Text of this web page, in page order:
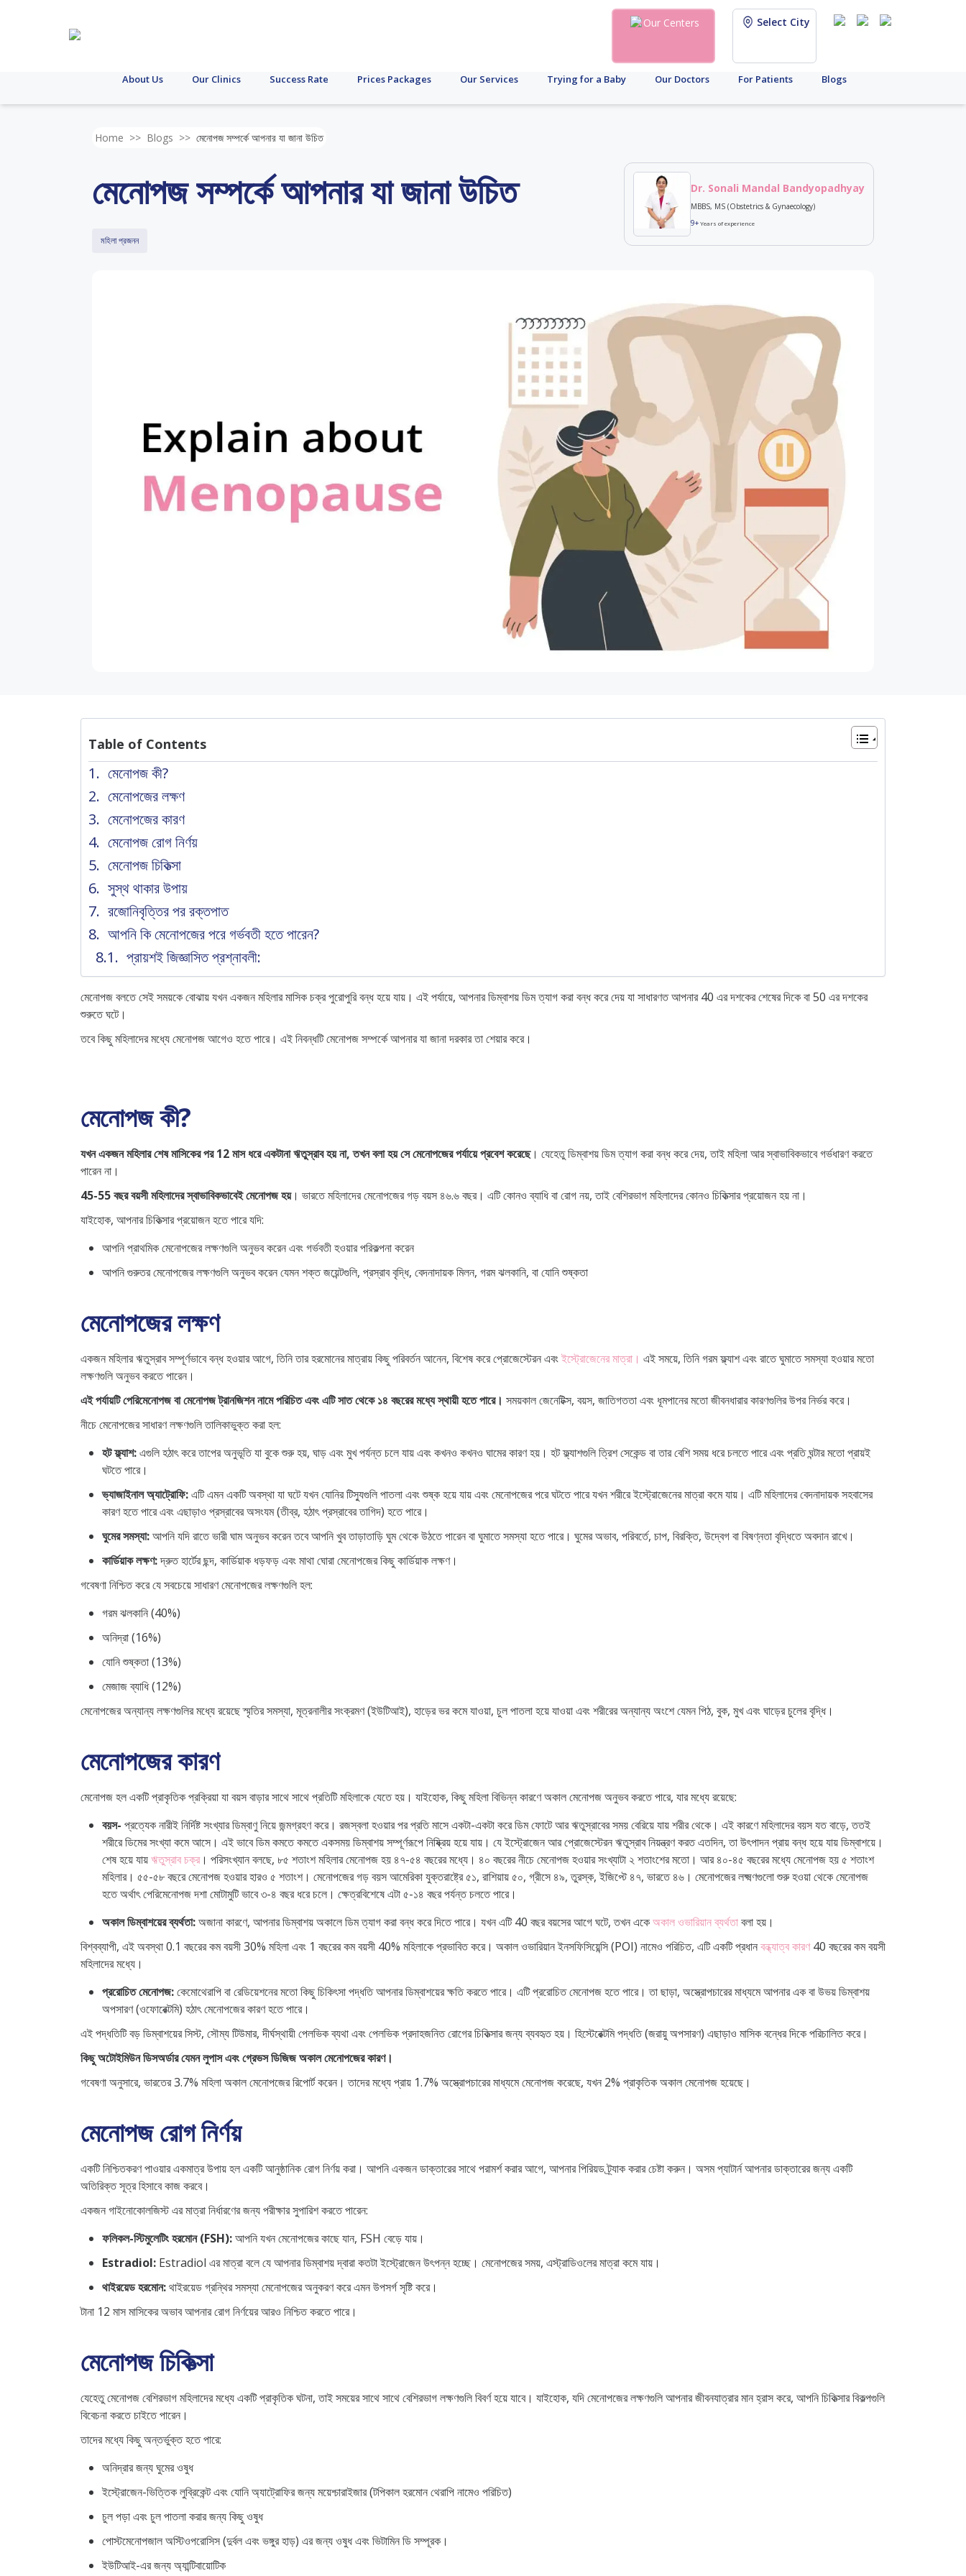
Our Centers Select City
About Us Our Clinics Success Rate Prices Packages Our Services Trying for a Baby Our Doctors For Patients Blogs
Home >> Blogs >> মেনোপজ সম্পর্কে আপনার যা জানা উচিত
মেনোপজ সম্পর্কে আপনার যা জানা উচিত
মহিলা প্রজনন
Dr. Sonali Mandal Bandyopadhyay
MBBS, MS (Obstetrics & Gynaecology)
9+Years of experience
Table of Contents
মেনোপজ কী?
মেনোপজের লক্ষণ
মেনোপজের কারণ
মেনোপজ রোগ নির্ণয়
মেনোপজ চিকিত্সা
সুস্থ থাকার উপায়
রজোনিবৃত্তির পর রক্তপাত
আপনি কি মেনোপজের পরে গর্ভবতী হতে পারেন?
প্রায়শই জিজ্ঞাসিত প্রশ্নাবলী:
মেনোপজ বলতে সেই সময়কে বোঝায় যখন একজন মহিলার মাসিক চক্র পুরোপুরি বন্ধ হয়ে যায়। এই পর্যায়ে, আপনার ডিম্বাশয় ডিম ত্যাগ করা বন্ধ করে দেয় যা সাধারণত আপনার 40 এর দশকের শেষের দিকে বা 50 এর দশকের
শুরুতে ঘটে।
তবে কিছু মহিলাদের মধ্যে মেনোপজ আগেও হতে পারে। এই নিবন্ধটি মেনোপজ সম্পর্কে আপনার যা জানা দরকার তা শেয়ার করে।
মেনোপজ কী?
যখন একজন মহিলার শেষ মাসিকের পর 12 মাস ধরে একটানা ঋতুস্রাব হয় না, তখন বলা হয় সে মেনোপজের পর্যায়ে প্রবেশ করেছে। যেহেতু ডিম্বাশয় ডিম ত্যাগ করা বন্ধ করে দেয়, তাই মহিলা আর স্বাভাবিকভাবে গর্ভধারণ করতে
পারেন না।
45-55 বছর বয়সী মহিলাদের স্বাভাবিকভাবেই মেনোপজ হয়। ভারতে মহিলাদের মেনোপজের গড় বয়স ৪৬.৬ বছর। এটি কোনও ব্যাধি বা রোগ নয়, তাই বেশিরভাগ মহিলাদের কোনও চিকিত্সার প্রয়োজন হয় না।
যাইহোক, আপনার চিকিত্সার প্রয়োজন হতে পারে যদি:
আপনি প্রাথমিক মেনোপজের লক্ষণগুলি অনুভব করেন এবং গর্ভবতী হওয়ার পরিকল্পনা করেন
আপনি গুরুতর মেনোপজের লক্ষণগুলি অনুভব করেন যেমন শক্ত জয়েন্টগুলি, প্রস্রাব বৃদ্ধি, বেদনাদায়ক মিলন, গরম ঝলকানি, বা যোনি শুষ্কতা
মেনোপজের লক্ষণ
একজন মহিলার ঋতুস্রাব সম্পূর্ণভাবে বন্ধ হওয়ার আগে, তিনি তার হরমোনের মাত্রায় কিছু পরিবর্তন আনেন, বিশেষ করে প্রোজেস্টেরন এবংইস্ট্রোজেনের মাত্রা। এই সময়ে, তিনি গরম ফ্ল্যাশ এবং রাতে ঘুমাতে সমস্যা হওয়ার মতো
লক্ষণগুলি অনুভব করতে পারেন।
এই পর্যায়টি পেরিমেনোপজ বা মেনোপজ ট্রানজিশন নামে পরিচিত এবং এটি সাত থেকে ১৪ বছরের মধ্যে স্থায়ী হতে পারে। সময়কাল জেনেটিক্স, বয়স, জাতিগততা এবং ধূমপানের মতো জীবনধারার কারণগুলির উপর নির্ভর করে।
নীচে মেনোপজের সাধারণ লক্ষণগুলি তালিকাভুক্ত করা হল:
হট ফ্ল্যাশ:এগুলি হঠাৎ করে তাপের অনুভূতি যা বুকে শুরু হয়, ঘাড় এবং মুখ পর্যন্ত চলে যায় এবং কখনও কখনও ঘামের কারণ হয়। হট ফ্ল্যাশগুলি ত্রিশ সেকেন্ড বা তার বেশি সময় ধরে চলতে পারে এবং প্রতি ঘন্টার মতো প্রায়ই
ঘটতে পারে।
ভ্যাজাইনাল অ্যাট্রোফি:এটি এমন একটি অবস্থা যা ঘটে যখন যোনির টিস্যুগুলি পাতলা এবং শুষ্ক হয়ে যায় এবং মেনোপজের পরে ঘটতে পারে যখন শরীরে ইস্ট্রোজেনের মাত্রা কমে যায়। এটি মহিলাদের বেদনাদায়ক সহবাসের
কারণ হতে পারে এবং এছাড়াও প্রস্রাবের অসংযম (তীব্র, হঠাৎ প্রস্রাবের তাগিদ) হতে পারে।
ঘুমের সমস্যা:আপনি যদি রাতে ভারী ঘাম অনুভব করেন তবে আপনি খুব তাড়াতাড়ি ঘুম থেকে উঠতে পারেন বা ঘুমাতে সমস্যা হতে পারে। ঘুমের অভাব, পরিবর্তে, চাপ, বিরক্তি, উদ্বেগ বা বিষণ্নতা বৃদ্ধিতে অবদান রাখে।
কার্ডিয়াক লক্ষণ:দ্রুত হার্টের ছন্দ, কার্ডিয়াক ধড়ফড় এবং মাথা ঘোরা মেনোপজের কিছু কার্ডিয়াক লক্ষণ।
গবেষণা নিশ্চিত করে যে সবচেয়ে সাধারণ মেনোপজের লক্ষণগুলি হল:
গরম ঝলকানি (40%)
অনিদ্রা (16%)
যোনি শুষ্কতা (13%)
মেজাজ ব্যাধি (12%)
মেনোপজের অন্যান্য লক্ষণগুলির মধ্যে রয়েছে স্মৃতির সমস্যা, মূত্রনালীর সংক্রমণ (ইউটিআই), হাড়ের ভর কমে যাওয়া, চুল পাতলা হয়ে যাওয়া এবং শরীরের অন্যান্য অংশে যেমন পিঠ, বুক, মুখ এবং ঘাড়ের চুলের বৃদ্ধি।
মেনোপজের কারণ
মেনোপজ হল একটি প্রাকৃতিক প্রক্রিয়া যা বয়স বাড়ার সাথে সাথে প্রতিটি মহিলাকে যেতে হয়। যাইহোক, কিছু মহিলা বিভিন্ন কারণে অকাল মেনোপজ অনুভব করতে পারে, যার মধ্যে রয়েছে:
বয়স- প্রত্যেক নারীই নির্দিষ্ট সংখ্যার ডিম্বাণু নিয়ে জন্মগ্রহণ করে। রজস্বলা হওয়ার পর প্রতি মাসে একটা-একটা করে ডিম ফোটে আর ঋতুস্রাবের সময় বেরিয়ে যায় শরীর থেকে। এই কারণে মহিলাদের বয়স যত বাড়ে, ততই
শরীরে ডিমের সংখ্যা কমে আসে। এই ভাবে ডিম কমতে কমতে একসময় ডিম্বাশয় সম্পূর্ণরূপে নিষ্ক্রিয় হয়ে যায়। যে ইস্ট্রোজেন আর প্রোজেস্টেরন ঋতুস্রাব নিয়ন্ত্রণ করত এতদিন, তা উৎপাদন প্রায় বন্ধ হয়ে যায় ডিম্বাশয়ে।
শেষ হয়ে যায়ঋতুস্রাব চক্র। পরিসংখ্যান বলছে, ৮৫ শতাংশ মহিলার মেনোপজ হয় ৪৭-৫৪ বছরের মধ্যে। ৪০ বছরের নীচে মেনোপজ হওয়ার সংখ্যাটা ২ শতাংশের মতো। আর ৪০-৪৫ বছরের মধ্যে মেনোপজ হয় ৫ শতাংশ
মহিলার। ৫৫-৫৮ বছরে মেনোপজ হওয়ার হারও ৫ শতাংশ। মেনোপজের গড় বয়স আমেরিকা যুক্তরাষ্ট্রে ৫১, রাশিয়ায় ৫০, গ্রীসে ৪৯, তুরস্ক, ইজিপ্টে ৪৭, ভারতে ৪৬। মেনোপজের লক্ষ্মণগুলো শুরু হওয়া থেকে মেনোপজ
হতে অর্থাৎ পেরিমেনোপজ দশা মোটামুটি ভাবে ৩-৪ বছর ধরে চলে। ক্ষেত্রবিশেষে এটা ৫-১৪ বছর পর্যন্ত চলতে পারে।
অকাল ডিম্বাশয়ের ব্যর্থতা:অজানা কারণে, আপনার ডিম্বাশয় অকালে ডিম ত্যাগ করা বন্ধ করে দিতে পারে। যখন এটি 40 বছর বয়সের আগে ঘটে, তখন একেঅকাল ওভারিয়ান ব্যর্থতাবলা হয়।
বিশ্বব্যাপী, এই অবস্থা 0.1 বছরের কম বয়সী 30% মহিলা এবং 1 বছরের কম বয়সী 40% মহিলাকে প্রভাবিত করে। অকাল ওভারিয়ান ইনসফিসিয়েন্সি (POI) নামেও পরিচিত, এটি একটি প্রধানবন্ধ্যাত্ব কারণ40 বছরের কম বয়সী
মহিলাদের মধ্যে।
প্ররোচিত মেনোপজ:কেমোথেরাপি বা রেডিয়েশনের মতো কিছু চিকিৎসা পদ্ধতি আপনার ডিম্বাশয়ের ক্ষতি করতে পারে। এটি প্ররোচিত মেনোপজ হতে পারে। তা ছাড়া, অস্ত্রোপচারের মাধ্যমে আপনার এক বা উভয় ডিম্বাশয়
অপসারণ (ওফোরেক্টমি) হঠাৎ মেনোপজের কারণ হতে পারে।
এই পদ্ধতিটি বড় ডিম্বাশয়ের সিস্ট, সৌম্য টিউমার, দীর্ঘস্থায়ী পেলভিক ব্যথা এবং পেলভিক প্রদাহজনিত রোগের চিকিত্সার জন্য ব্যবহৃত হয়। হিস্টেরেক্টমি পদ্ধতি (জরায়ু অপসারণ) এছাড়াও মাসিক বন্ধের দিকে পরিচালিত করে।
কিছু অটোইমিউন ডিসঅর্ডার যেমন লুপাস এবং গ্রেভস ডিজিজ অকাল মেনোপজের কারণ।
গবেষণা অনুসারে, ভারতের 3.7% মহিলা অকাল মেনোপজের রিপোর্ট করেন। তাদের মধ্যে প্রায় 1.7% অস্ত্রোপচারের মাধ্যমে মেনোপজ করেছে, যখন 2% প্রাকৃতিক অকাল মেনোপজ হয়েছে।
মেনোপজ রোগ নির্ণয়
একটি নিশ্চিতকরণ পাওয়ার একমাত্র উপায় হল একটি আনুষ্ঠানিক রোগ নির্ণয় করা। আপনি একজন ডাক্তারের সাথে পরামর্শ করার আগে, আপনার পিরিয়ড ট্র্যাক করার চেষ্টা করুন। অসম প্যাটার্ন আপনার ডাক্তারের জন্য একটি
অতিরিক্ত সূত্র হিসাবে কাজ করবে।
একজন গাইনোকোলজিস্ট এর মাত্রা নির্ধারণের জন্য পরীক্ষার সুপারিশ করতে পারেন:
ফলিকল-স্টিমুলেটিং হরমোন (FSH):আপনি যখন মেনোপজের কাছে যান, FSH বেড়ে যায়।
Estradiol: Estradiol এর মাত্রা বলে যে আপনার ডিম্বাশয় দ্বারা কতটা ইস্ট্রোজেন উৎপন্ন হচ্ছে। মেনোপজের সময়, এস্ট্রাডিওলের মাত্রা কমে যায়।
থাইরয়েড হরমোন:থাইরয়েড গ্রন্থির সমস্যা মেনোপজের অনুকরণ করে এমন উপসর্গ সৃষ্টি করে।
টানা 12 মাস মাসিকের অভাব আপনার রোগ নির্ণয়ের আরও নিশ্চিত করতে পারে।
মেনোপজ চিকিত্সা
যেহেতু মেনোপজ বেশিরভাগ মহিলাদের মধ্যে একটি প্রাকৃতিক ঘটনা, তাই সময়ের সাথে সাথে বেশিরভাগ লক্ষণগুলি বিবর্ণ হয়ে যাবে। যাইহোক, যদি মেনোপজের লক্ষণগুলি আপনার জীবনযাত্রার মান হ্রাস করে, আপনি চিকিত্সার বিকল্পগুলি
বিবেচনা করতে চাইতে পারেন।
তাদের মধ্যে কিছু অন্তর্ভুক্ত হতে পারে:
অনিদ্রার জন্য ঘুমের ওষুধ
ইস্ট্রোজেন-ভিত্তিক লুব্রিকেন্ট এবং যোনি অ্যাট্রোফির জন্য ময়েশ্চারাইজার (টপিকাল হরমোন থেরাপি নামেও পরিচিত)
চুল পড়া এবং চুল পাতলা করার জন্য কিছু ওষুধ
পোস্টমেনোপজাল অস্টিওপরোসিস (দুর্বল এবং ভঙ্গুর হাড়) এর জন্য ওষুধ এবং ভিটামিন ডি সম্পূরক।
ইউটিআই-এর জন্য অ্যান্টিবায়োটিক